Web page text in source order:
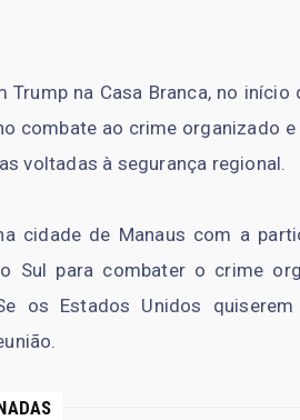
Trump na Casa Branca, no
combate ao crime organizado
voltadas à segurança regional.
cidade de Manaus com a
Sul para combater o crime
os Estados Unidos